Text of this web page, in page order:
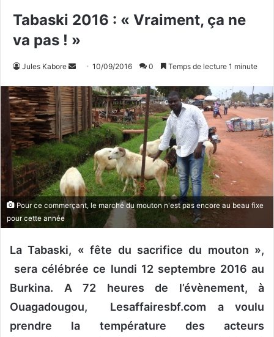
Tabaski 2016 : « Vraiment, ça ne
va pas ! »
Jules Kabore
v
o
y
e
r
u
n
c
o
u
i
10/09/2016 0 Temps de lecture 1 minute
Pour ce commerçant, le marché du mouton n'est pas encore au beau fixe
pour cette année
La Tabaski, « fête du sacrifice du mouton »,
sera célébrée ce lundi 12 septembre 2016 au
Burkina. A 72 heures de l’évènement, à
Ouagadougou, Lesaffairesbf.com a voulu
prendre la température des acteurs